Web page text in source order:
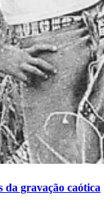
da gravação caótica